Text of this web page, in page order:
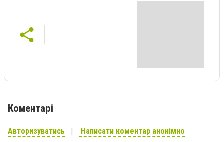
Коментарі
Авторизуватись Написати коментар анонімно